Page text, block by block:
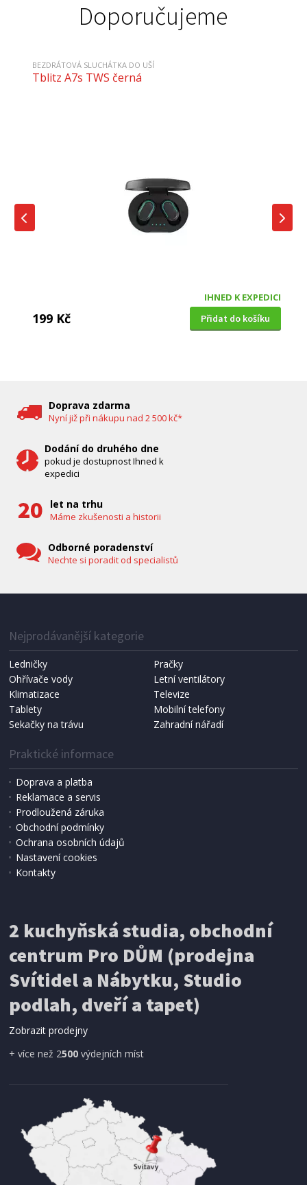
Doporučujeme
BEZDRÁTOVÁ SLUCHÁTKA DO UŠÍ
Tblitz A7s TWS černá
IHNED K EXPEDICI
199 Kč Přidat do košíku
NÁHRADNÍ SÁČKY DO VYSAVAČE
Koma KRA-SB02S (Multi Bag, S-BAG SMS)
199 Kč Přidat do košíku
SÍŤ PROTI HMYZU
ProGarden KO-CY5910600 Síť proti hmyzu do
dveří magnetická 210 x 100 cm
Doprava zdarma
Nyní již při nákupu nad 2 500 kč*
Dodání do druhého dne
pokud je dostupnost Ihned k
expedici
let na trhu
Máme zkušenosti a historii
Odborné poradenství
Nechte si poradit od specialistů
Nejprodávanější kategorie
Ledničky
Pračky
Ohřívače vody
Letní ventilátory
Klimatizace
Televize
Tablety
Mobilní telefony
Sekačky na trávu
Zahradní nářadí
Praktické informace
Doprava a platba
Reklamace a servis
Prodloužená záruka
Obchodní podmínky
Ochrana osobních údajů
Nastavení cookies
Kontakty
2 kuchyňská studia, obchodní
centrum Pro DŮM (prodejna
Svítidel a Nábytku, Studio
podlah, dveří a tapet)
Zobrazit prodejny
+ více než 2500 výdejních míst